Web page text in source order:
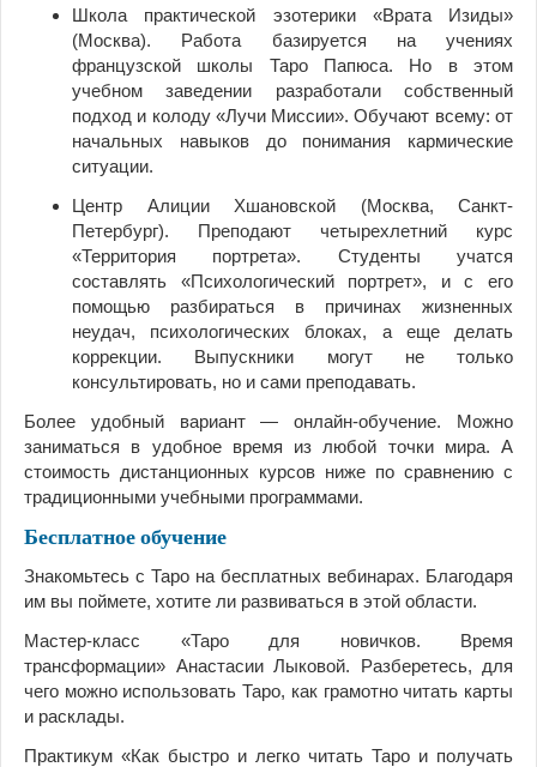
Школа практической эзотерики «Врата Изиды»
(Москва). Работа базируется на учениях
французской школы Таро Папюса. Но в этом
учебном заведении разработали собственный
подход и колоду «Лучи Миссии». Обучают всему: от
начальных навыков до понимания кармические
ситуации.
Центр Алиции Хшановской (Москва, Санкт-
Петербург). Преподают четырехлетний курс
«Территория портрета». Студенты учатся
составлять «Психологический портрет», и с его
помощью разбираться в причинах жизненных
неудач, психологических блоках, а еще делать
коррекции. Выпускники могут не только
консультировать, но и сами преподавать.
Более удобный вариант — онлайн-обучение. Можно
заниматься в удобное время из любой точки мира. А
стоимость дистанционных курсов ниже по сравнению с
традиционными учебными программами.
Бесплатное обучение
Знакомьтесь с Таро на бесплатных вебинарах. Благодаря
им вы поймете, хотите ли развиваться в этой области.
Мастер-класс «Таро для новичков. Время
трансформации» Анастасии Лыковой. Разберетесь, для
чего можно использовать Таро, как грамотно читать карты
и расклады.
Практикум «Как быстро и легко читать Таро и получать